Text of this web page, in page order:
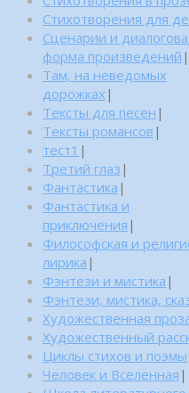
Стихотворения для
Сценарии и
форма произведений |
Там, на неведомых
дорожках |
Тексты для песен |
Тексты романсов |
тест1 |
Третий глаз |
Фантастика |
Фантастика и
приключения |
Философская и
лирика |
Фэнтези и мистика |
Фэнтези, мистика,
Художественная
Художественный
Циклы стихов и поэмы
Человек и Вселенная |